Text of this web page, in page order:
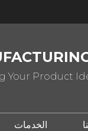
Your Product
الخدمات